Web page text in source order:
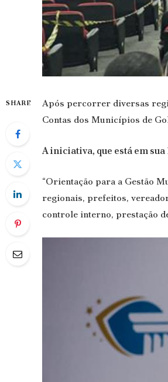
SHARE
Após percorrer diversas
Contas dos Municípios de
A iniciativa, que está em
“Orientação para a Gestão
regionais, prefeitos,
controle interno, prestação